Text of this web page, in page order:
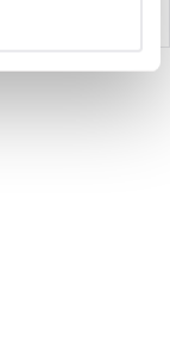
när som
annonserna
göra
vilka cookies